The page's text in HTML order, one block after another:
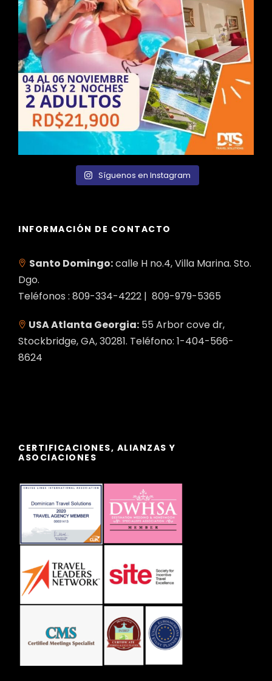
Síguenos en Instagram
INFORMACIÓN DE CONTACTO
Santo Domingo:calle H no.4, Villa Marina. Sto.
Dgo.
Teléfonos : 809-334-4222 | 809-979-5365
USA Atlanta Georgia: 55 Arbor cove dr,
Stockbridge, GA, 30281. Teléfono: 1-404-566-
8624
CERTIFICACIONES, ALIANZAS Y
ASOCIACIONES